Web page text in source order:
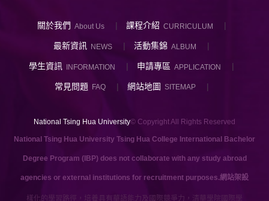
關於我們 About Us 課程介紹 CURRICULUM
最新資訊 NEWS 活動集錦 ALBUM
學生資訊 INFORMATION 申請專區 APPLICATION
常見問題 FAQ 網站地圖 SITEMAP
National Tsing Hua University© Copyright All Rights Reserved
National Tsing Hua University Tsing Hua College International Bachelor
Degree Program (IBP) does not collaborate with any study abroad
agencies or external institutions for recruitment purposes.網站架設
提供多樣化的學習路徑，培養具有華語能力及國際競爭力，清華學院國際學士班